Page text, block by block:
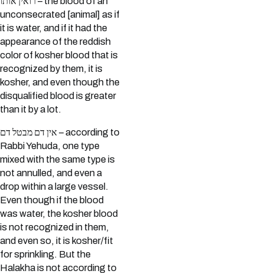
unconsecrated [animal] as if
it is water, and if it had the
appearance of the reddish
color of kosher blood that is
recognized by them, it is
kosher, and even though the
disqualified blood is greater
than it by a lot.
אין דם מבטל דם – according to
Rabbi Yehuda, one type
mixed with the same type is
not annulled, and even a
drop within a large vessel.
Even though if the blood
was water, the kosher blood
is not recognized in them,
and even so, it is kosher/fit
for sprinkling. But the
Halakha is not according to